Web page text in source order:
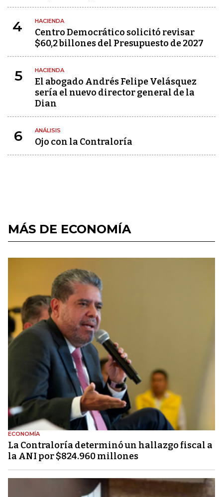
4 HACIENDA
Centro Democrático solicitó revisar
$60,2 billones del Presupuesto de 2027
5 HACIENDA
El abogado Andrés Felipe Velásquez
sería el nuevo director general de la
Dian
6 ANÁLISIS
Ojo con la Contraloría
MÁS DE ECONOMÍA
ECONOMÍA
La Contraloría determinó un hallazgo fiscal a
la ANI por $824.960 millones